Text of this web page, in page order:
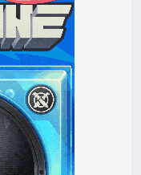
wie das
von LootBar
Film
bei LootBar?
top
up/zenless-
Monochrome
sie die Plattform